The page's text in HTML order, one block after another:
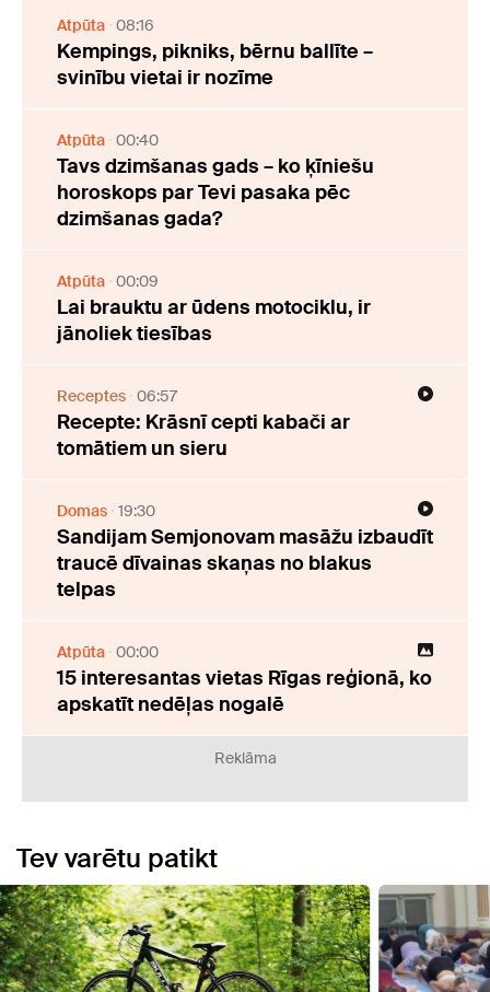
Atpūta 08:16
Kempings, pikniks, bērnu ballīte –
svinību vietai ir nozīme
Atpūta 00:40
Tavs dzimšanas gads – ko ķīniešu
horoskops par Tevi pasaka pēc
dzimšanas gada?
Atpūta 00:09
Lai brauktu ar ūdens motociklu, ir
jānoliek tiesības
Receptes 06:57
Recepte: Krāsnī cepti kabači ar
tomātiem un sieru
Domas 19:30
Sandijam Semjonovam masāžu izbaudīt
traucē dīvainas skaņas no blakus
telpas
Atpūta 00:00
15 interesantas vietas Rīgas reģionā, ko
apskatīt nedēļas nogalē
Reklāma
Tev varētu patikt